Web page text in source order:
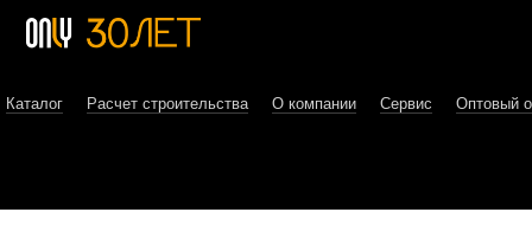
Каталог Расчет строительства О компании Сервис Оптовый